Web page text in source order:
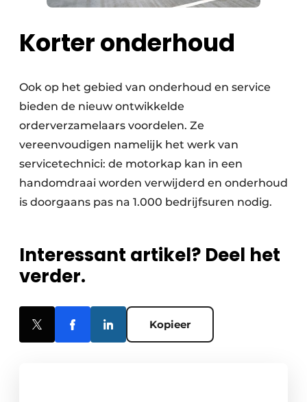
Korter onderhoud
Ook op het gebied van onderhoud en service
bieden de nieuw ontwikkelde
orderverzamelaars voordelen. Ze
vereenvoudigen namelijk het werk van
servicetechnici: de motorkap kan in een
handomdraai worden verwijderd en onderhoud
is doorgaans pas na 1.000 bedrijfsuren nodig.
Interessant artikel? Deel het
verder.
Kopieer